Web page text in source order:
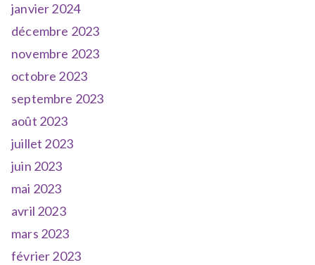
janvier 2024
décembre 2023
novembre 2023
octobre 2023
septembre 2023
août 2023
juillet 2023
juin 2023
mai 2023
avril 2023
mars 2023
février 2023